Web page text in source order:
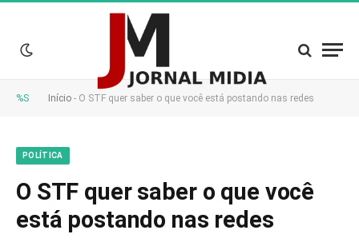
%S Início - O STF quer saber o que você está postando nas redes
POLÍTICA
O STF quer saber o que você
está postando nas redes